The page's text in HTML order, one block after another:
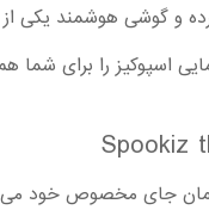
و گوشی هوشمند یکی
اسپوکیز را برای شما
جای مخصوص خود